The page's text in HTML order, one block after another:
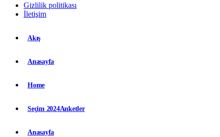
Gizlilik politikası
İletişim
Akış
Anasayfa
Home
Seçim 2024Anketler
Anasayfa